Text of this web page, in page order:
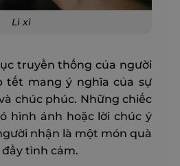
Lì xì
truyền thống của người
tết mang ý nghĩa của sự
chúc phúc. Những chiếc
hình ảnh hoặc lời chúc ý
nhận là một món quà
tình cảm.